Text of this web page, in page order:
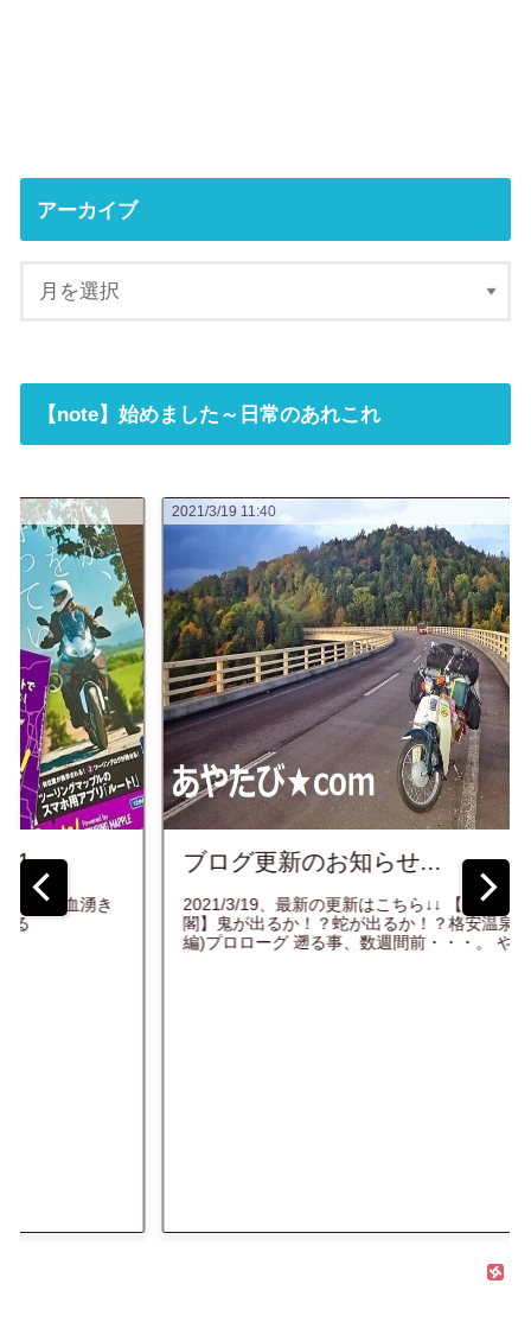
アーカイブ
【note】始めました～日常のあれこれ
2021/3/19 11:40
ブログ更新のお知らせ...
2021/3/19、最新の更新はこちら↓↓ 【天人峡温泉 天人
閣】鬼が出るか！？蛇が出るか！？格安温泉宿探訪記(前
編)プロローグ 遡る事、数週間前・・・。 やっ...